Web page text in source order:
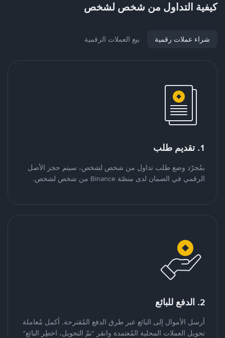
كيفية التداول من شخص لشخص
شراء عملات رقمية بيع العملات الرقمية
1. تقديم طلب
بمُجرّد وضع طلب تداول من شخص لشخص، سيتم حجز الأصل
الرقمي في الضمان لدى منصّة Binance من شخص لشخص.
2. الدفع للبائع
أرسل الأموال إلى البائع عبر طرق الدفع المُقترحة. أكمل مُعاملة
تحويل العملات المحلية المُعتمدة وانقر "تمّ التحويل، اخطِر البائع"